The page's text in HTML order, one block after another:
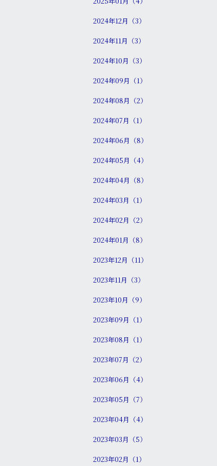
2024年12月（3）
2024年11月（3）
2024年10月（3）
2024年09月（1）
2024年08月（2）
2024年07月（1）
2024年06月（8）
2024年05月（4）
2024年04月（8）
2024年03月（1）
2024年02月（2）
2024年01月（8）
2023年12月（11）
2023年11月（3）
2023年10月（9）
2023年09月（1）
2023年08月（1）
2023年07月（2）
2023年06月（4）
2023年05月（7）
2023年04月（4）
2023年03月（5）
2023年02月（1）